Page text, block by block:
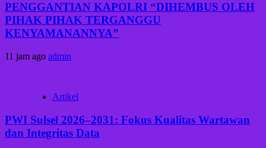
PENGGANTIAN KAPOLRI “DIHEMBUS OLEH
PIHAK PIHAK TERGANGGU
KENYAMANANNYA”
11 jam ago admin
Artikel
PWI Sulsel 2026–2031: Fokus Kualitas Wartawan
dan Integritas Data